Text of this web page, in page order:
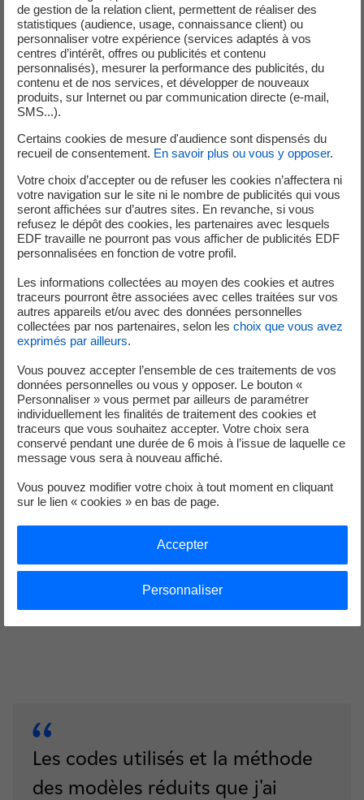
Dans un contexte de calcul de rendement de machines
électriques (exemple de calcul des pertes par
échauffement des alternateurs ou pompes) des centrales
électriques, les calculs doivent être très précis. Ils sont
effectués par lecode à éléments finis code_Carmel,
développé par la R&D d’EDF et le
commun entre l’Université des Sciences et Technologies
de Lille, Arts et Métiers ParisTech, l’Ecole Centrale de Lille,
Pour pouvoir diminuer les temps de calcul, Laurent
Montier a développé, dans le cadre de sa thèse, une
méthode numérique basée sur la réduction de modèles.
Ce méta modèle étant calé sur des modèles de référence
tels que code_Carmel, il garde les mêmes propriétés, tout
en conservant une précision exceptionnelle.
Le changement de paradigme
apporté par les modèles réduits
permet de simuler des systèmes
jusque-là hors de portée des
codes de calcul industriels.
Les codes utilisés et la méthode
des modèles réduits que j'ai
de gestion de la relation client, permettent de réaliser des
statistiques (audience, usage, connaissance client) ou
personnaliser votre expérience (services adaptés à vos
centres d’intérêt, offres ou publicités et contenu
personnalisés), mesurer la performance des publicités, du
contenu et de nos services, et développer de nouveaux
produits, sur Internet ou par communication directe (e-mail,
SMS...).
Certains cookies de mesure d'audience sont dispensés du
recueil de consentement. En savoir plus ou vous y opposer.
Votre choix d’accepter ou de refuser les cookies n’affectera ni
votre navigation sur le site ni le nombre de publicités qui vous
seront affichées sur d’autres sites. En revanche, si vous
refusez le dépôt des cookies, les partenaires avec lesquels
EDF travaille ne pourront pas vous afficher de publicités EDF
personnalisées en fonction de votre profil.
Les informations collectées au moyen des cookies et autres
traceurs pourront être associées avec celles traitées sur vos
autres appareils et/ou avec des données personnelles
collectées par nos partenaires, selon les choix que vous avez
exprimés par ailleurs.
Vous pouvez accepter l’ensemble de ces traitements de vos
données personnelles ou vous y opposer. Le bouton «
Personnaliser » vous permet par ailleurs de paramétrer
individuellement les finalités de traitement des cookies et
traceurs que vous souhaitez accepter. Votre choix sera
conservé pendant une durée de 6 mois à l’issue de laquelle ce
message vous sera à nouveau affiché.
Vous pouvez modifier votre choix à tout moment en cliquant
sur le lien « cookies » en bas de page.
Personnaliser
Accepter